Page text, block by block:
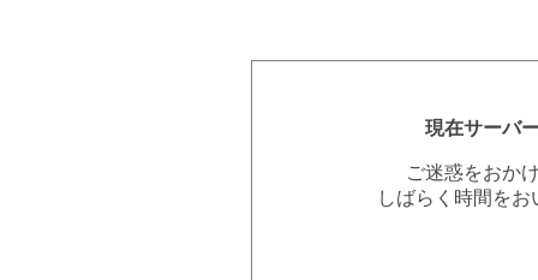
現在サーバ
ご迷惑をおか
しばらく時間を